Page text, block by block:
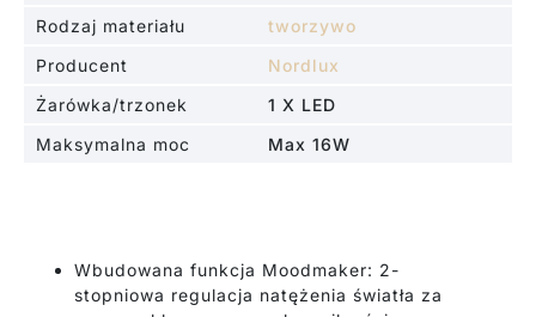
Rodzaj materiału
tworzywo
Producent
Nordlux
Żarówka/trzonek
1 X LED
Maksymalna moc
Max 16W
Wbudowana funkcja Moodmaker: 2-
stopniowa regulacja natężenia światła za